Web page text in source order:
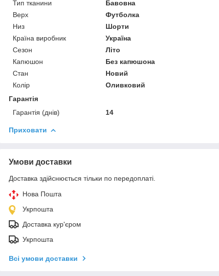
Тип тканини
Бавовна
Верх
Футболка
Низ
Шорти
Країна виробник
Україна
Сезон
Літо
Капюшон
Без капюшона
Стан
Новий
Колір
Оливковий
Гарантія
Гарантія (днів)
14
Приховати
Умови доставки
Доставка здійснюється тільки по передоплаті.
Нова Пошта
Укрпошта
Доставка кур'єром
Укрпошта
Всі умови доставки